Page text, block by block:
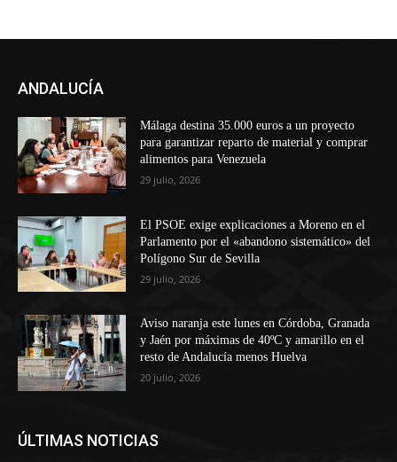
ANDALUCÍA
Málaga destina 35.000 euros a un proyecto
para garantizar reparto de material y comprar
alimentos para Venezuela
29 julio, 2026
El PSOE exige explicaciones a Moreno en el
Parlamento por el «abandono sistemático» del
Polígono Sur de Sevilla
29 julio, 2026
Aviso naranja este lunes en Córdoba, Granada
y Jaén por máximas de 40ºC y amarillo en el
resto de Andalucía menos Huelva
20 julio, 2026
ÚLTIMAS NOTICIAS